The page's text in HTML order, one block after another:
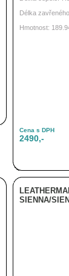
Délka
Hmotnost:
Cena s DPH
2490,-
SIENNA/